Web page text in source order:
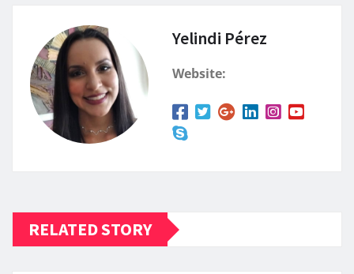
Yelindi Pérez
Website:
RELATED STORY